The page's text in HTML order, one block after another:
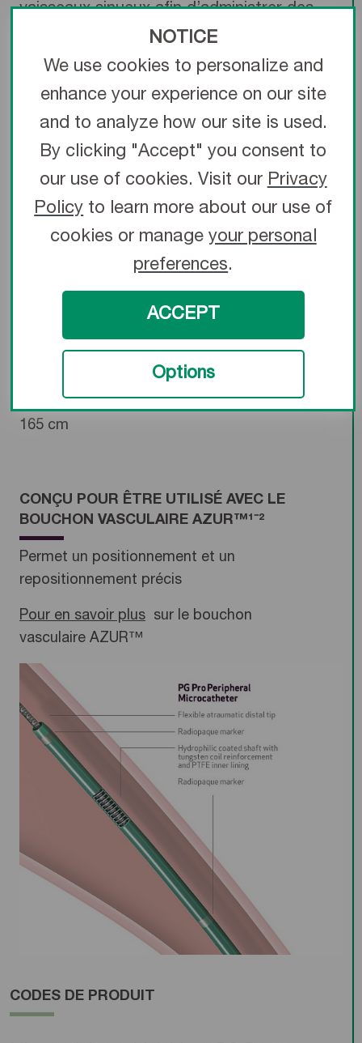
vaisseaux sinueux afin d’administrer des
agents thérapeutiques.
RENFORCEMENT SPIRALÉ EN TUNGSTÈNE
Renforcement spiralé conférant une excellente
résistance aux pliures ainsi qu’une meilleure
radio-opacité et une meilleure résistance
proximale tout en maintenant la flexibilité
distale
DISPONIBLE EN LONGUEURS PERMETTANT
L’ACCÈS PAR LA VOIE RADIALE
Prise en charge des interventions d’embolisation
distale avec des longueurs atteignant jusqu’à
165 cm
CONÇU POUR ÊTRE UTILISÉ AVEC LE
BOUCHON VASCULAIRE AZUR™¹⁻²
Permet un positionnement et un
repositionnement précis
Pour en savoir plus sur le bouchon
vasculaire AZUR™
CODES DE PRODUIT
NOTICE
We use cookies to personalize and
enhance your experience on our site
and to analyze how our site is used.
By clicking "Accept" you consent to
our use of cookies. Visit our Privacy
Policy to learn more about our use of
cookies or manage your personal
preferences.
ACCEPT
Options